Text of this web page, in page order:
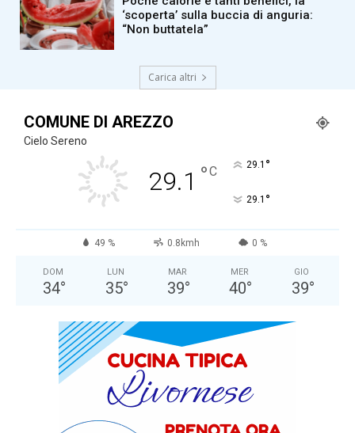
‘scoperta’ sulla buccia di anguria:
“Non buttatela”
Carica altri
COMUNE DI AREZZO
Cielo Sereno
29.1 °C 29.1 °
29.1 °
49 % 0.8kmh 0 %
DOM
34°
LUN
35°
MAR
39°
MER
40°
GIO
39°